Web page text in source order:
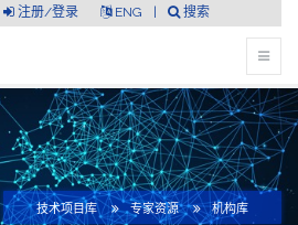
搜索
ENG
注册/登录
技术项目库 专家资源 机构库